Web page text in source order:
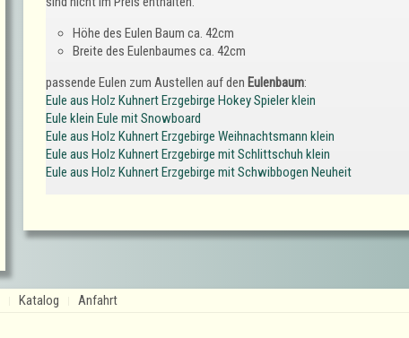
Höhe des Eulen Baum ca. 42cm
Breite des Eulenbaumes ca. 42cm
passende Eulen zum Austellen auf den Eulenbaum:
Eule aus Holz Kuhnert Erzgebirge Hokey Spieler klein
Eule klein Eule mit Snowboard
Eule aus Holz Kuhnert Erzgebirge Weihnachtsmann klein
Eule aus Holz Kuhnert Erzgebirge mit Schlittschuh klein
Eule aus Holz Kuhnert Erzgebirge mit Schwibbogen Neuheit
Katalog Anfahrt